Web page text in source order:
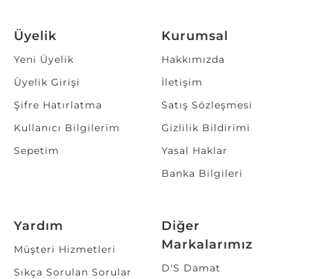
Üyelik
Yeni Üyelik
Üyelik Girişi
Şifre Hatırlatma
Kullanıcı Bilgilerim
Sepetim
Kurumsal
Hakkımızda
İletişim
Satış Sözleşmesi
Gizlilik Bildirimi
Yasal Haklar
Banka Bilgileri
Yardım
Müşteri Hizmetleri
Sıkça Sorulan Sorular
Diğer
Markalarımız
D'S Damat